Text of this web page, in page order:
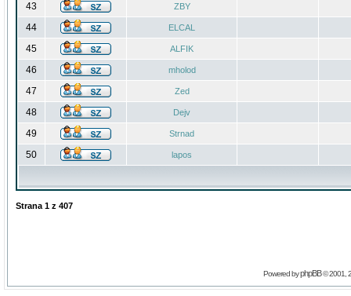
43 ZBY
44 ELCAL
45 ALFIK
46 mholod
47 Zed
48 Dejv
49 Strnad
50 lapos
Strana 1 z 407
Powered byphpBB© 2001,